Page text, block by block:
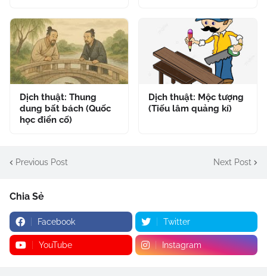
Dịch thuật: Thung
dung bất bách (Quốc
học điển cố)
Dịch thuật: Mộc tượng
(Tiếu lâm quảng kí)
Previous Post Next Post
Chia Sẻ
Facebook Twitter
YouTube Instagram